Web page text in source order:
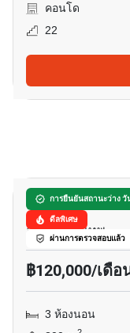
คอนโด
22
การยืนยันสถานะว่าง วั
ดีลพิเศษ
ผ่านการตรวจสอบแล้ว
ลาส โคลินาส
อโศก, กรุงเทพ
฿120,000/เดือ
3 ห้องนอน